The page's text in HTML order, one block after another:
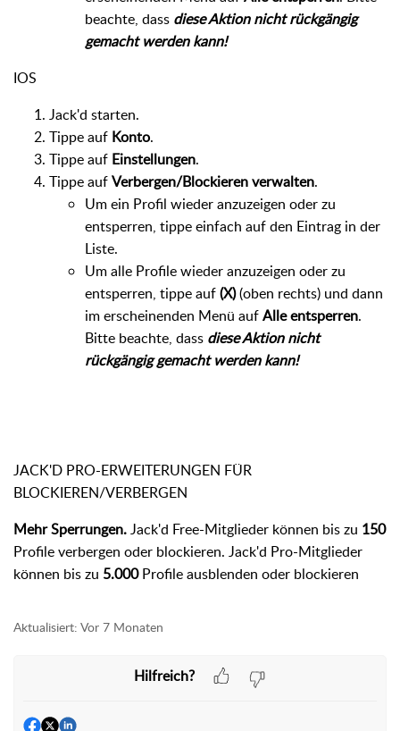
beachte, dass diese Aktion nicht rückgängig
gemacht werden kann!
IOS
Jack'd starten.
Tippe auf Konto.
Tippe auf Einstellungen.
Tippe aufVerbergen/Blockieren verwalten.
Um ein Profil wieder anzuzeigen oder zu
entsperren, tippe einfach auf den Eintrag in der
Liste.
Um alle Profile wieder anzuzeigen oder zu
entsperren, tippe auf(X)(oben rechts) und dann
im erscheinenden Menü aufAlle entsperren.
Bitte beachte, dass diese Aktion nicht
rückgängig gemacht werden kann!
JACK'D PRO-ERWEITERUNGEN FÜR
BLOCKIEREN/VERBERGEN
Mehr Sperrungen.Jack'd Free-Mitglieder können bis zu 150
Profile verbergen oder blockieren. Jack'd Pro-Mitglieder
können bis zu 5.000Profile ausblenden oder blockieren
Aktualisiert: Vor 7 Monaten
Hilfreich?